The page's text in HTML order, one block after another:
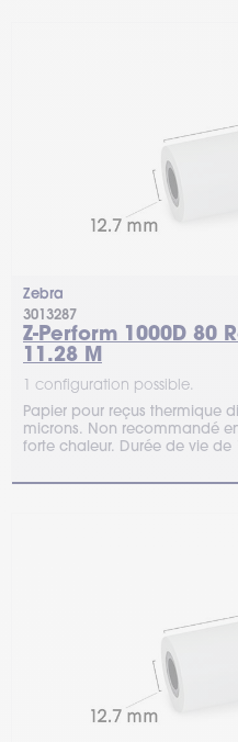
Zebra
3013287
Z-Perform 1000D 80
11.28 M
1 configuration possible.
Papier pour reçus thermique
microns. Non recommandé
forte chaleur. Durée de vie de